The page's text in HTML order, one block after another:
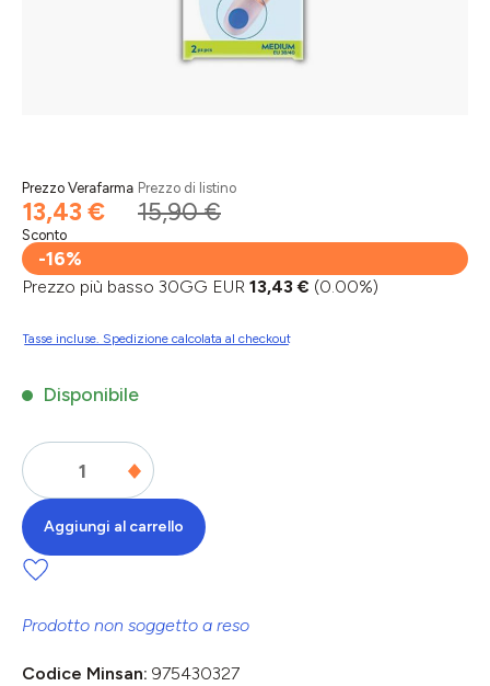
Prezzo Verafarma
13,43 €
Prezzo di listino
15,90 €
Sconto
-16%
Prezzo più basso 30GG EUR 13,43 € (0.00%)
Tasse incluse. Spedizione calcolata al checkout
Disponibile
Aggiungi al carrello
Prodotto non soggetto a reso
Codice Minsan: 975430327